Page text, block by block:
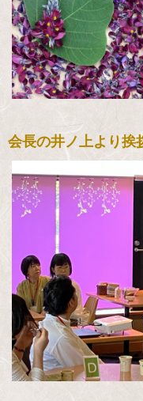
会長の井ノ上より挨